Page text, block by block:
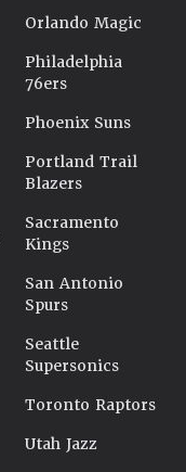
Orlando Magic
Philadelphia
76ers
Phoenix Suns
Portland Trail
Blazers
Sacramento
Kings
San Antonio
Spurs
Seattle
Supersonics
Toronto Raptors
Utah Jazz